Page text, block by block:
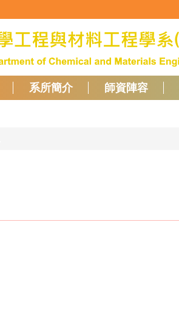
系所簡介 師資陣容